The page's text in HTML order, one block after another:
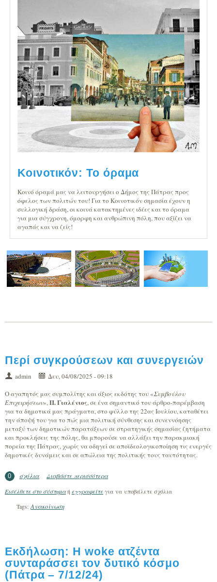
Κοινοτικόν: Το όραμα
Κοινό όραμά μας να λειτουργήσει ο Δήμος της Πάτρας προς
όφελος των πολιτών του! Για το Κοινοτικόν σημασία έχουν η
συλλογική δράση, οι κοινά κατακτημένες ιδέες και το όραμα
για μια σύγχρονη, όμορφη και ανθρώπινη πόλη, που αξίζει να
αγαπάς και να ζείς!
Περί συγκρούσεων και συνεργειών
admin
Δευ, 04/08/2025 - 09:18
Ο αγαπητός μας συμπολίτης και άξιος εκδότης του «Συμβούλου
Επιχειρήσεων»,Π. Γιαλένιος, σε ένα σημαντικό του άρθρο-παρέμβαση
για τα δημοτικά μας πράγματα, στο φύλλο της 22ας Ιουλίου, καταθέτει
την άποψή του για το πώς μια πολιτική σύνθεσης και συνεννόησης
μεταξύ των δημοτικών παρατάξεων σε στρατηγικής σημασίας ζητήματα
και προκλήσεις της πόλης, θα μπορούσε να αλλάξει την παρακμιακή
πορεία της Πάτρας, χωρίς να οδηγεί σε αποϊδεολογικοποίηση τις ενεργές
δημοτικές δυνάμεις και σε απώλεια της πολιτικής τους ταυτότητας.
0 σχόλια Διαβάστε περισσότεραγια Περί συγκρούσεων και συνεργειών
Εισέλθετε στο σύστημαή εγγραφείτεγια να υποβάλετε σχόλια
Tags: Ανακοίνωση
Εκδήλωση: Η woke ατζέντα
συνταράσσει τον δυτικό κόσμο
(Πάτρα – 7/12/24)